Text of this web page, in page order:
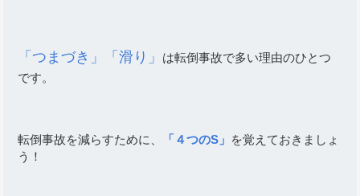
「つまづき」「滑り」
は転倒事故で多い理由のひとつ
です。
転倒事故を減らすために、 「４つのS」 を覚えておきましょ
う！